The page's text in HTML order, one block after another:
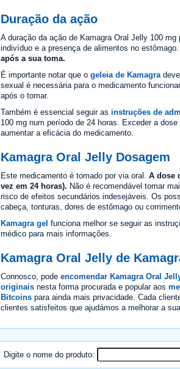
Duração da ação
A duração da ação de Kamagra Oral Jelly 100
indivíduo e a presença de alimentos no estômago.
após a sua toma.
É importante notar que o geleia de Kamagra
sexual é necessária para o medicamento
após o tomar.
Também é essencial seguir as instruções de
100 mg num período de 24 horas. Exceder a
aumentar a eficácia do medicamento.
Kamagra Oral Jelly Dosagem
Este medicamento é tomado por via oral. A dose
vez em 24 horas). Não é recomendável tomar
risco de efeitos secundários indesejáveis. Os
cabeça, tonturas, dores de estômago ou
Kamagra gel funciona melhor se seguir as
médico para mais informações.
Kamagra Oral Jelly de
Connosco, pode encomendar Kamagra Oral
originais nesta forma procurada e popular aos
Bitcoins para ainda mais privacidade. Cada
clientes satisfeitos que ajudámos a melhorar a
Digite o nome do produto: